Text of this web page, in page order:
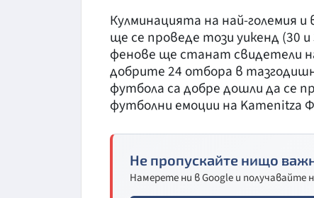
Кулминацията на най-големия
ще се проведе този уикенд (30
фенове ще станат свидетели
добрите 24 отбора в
футбола са добре дошли да се
футболни емоции на Kamenitza
Не пропускайте нищо
Намерете ни в Google и